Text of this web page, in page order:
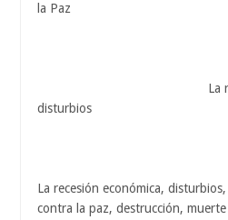
la Paz
2005-
Caballo
La recesión
disturbios
2009-
Caballo
La recesión económica,
contra la paz, destrucción, muerte